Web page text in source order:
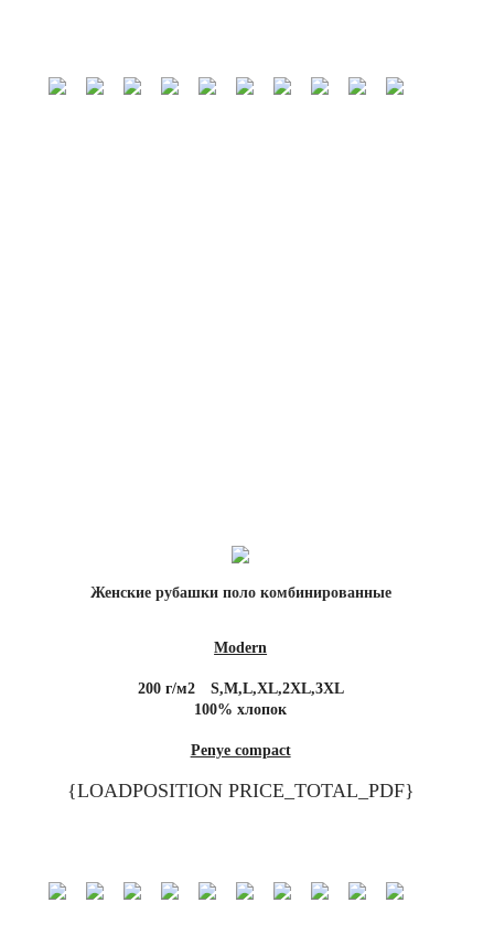
Женские рубашки поло комбинированные
Modern
200 г/м2
S,M,L,XL,2XL,3XL
100% хлопок
Penye compact
{LOADPOSITION PRICE_TOTAL_PDF}